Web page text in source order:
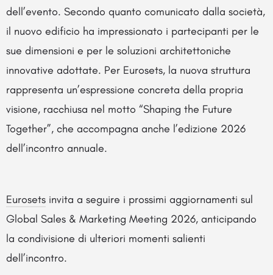
dell’evento. Secondo quanto comunicato dalla società,
il nuovo edificio ha impressionato i partecipanti per le
sue dimensioni e per le soluzioni architettoniche
innovative adottate. Per Eurosets, la nuova struttura
rappresenta un’espressione concreta della propria
visione, racchiusa nel motto “Shaping the Future
Together”, che accompagna anche l’edizione 2026
dell’incontro annuale.
Eurosets invita a seguire i prossimi aggiornamenti sul
Global Sales & Marketing Meeting 2026, anticipando
la condivisione di ulteriori momenti salienti
dell’incontro.